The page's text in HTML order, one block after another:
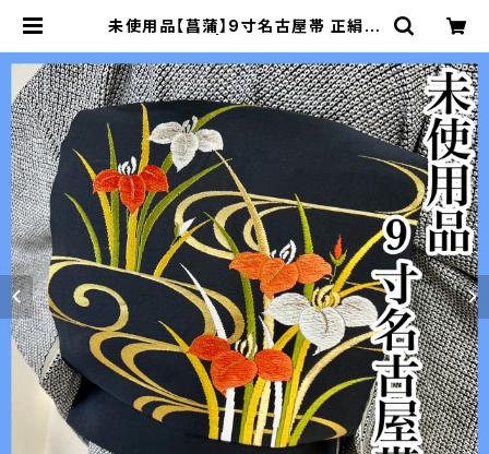
未使用品【菖蒲】9寸名古屋帯 正絹 s